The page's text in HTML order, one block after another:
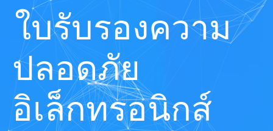
ใบรับรองความ
ปลอดภัย
อิเล็กทรอนิกส์